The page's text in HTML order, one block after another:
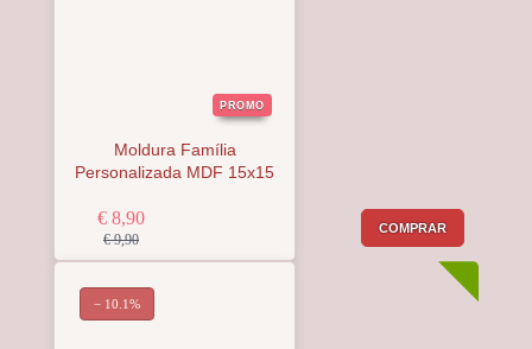
PROMO
Moldura Família
Personalizada MDF 15x15
€ 8,90
€ 9,90
COMPRAR
− 10.1%